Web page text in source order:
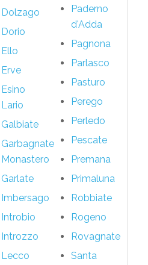
Dolzago
Dorio
Ello
Erve
Esino
Lario
Galbiate
Garbagnate
Monastero
Garlate
Imbersago
Introbio
Introzzo
Lecco
Paderno
d'Adda
Pagnona
Parlasco
Pasturo
Perego
Perledo
Pescate
Premana
Primaluna
Robbiate
Rogeno
Rovagnate
Santa